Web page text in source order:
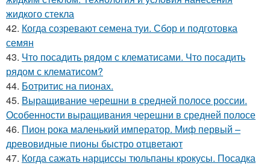
жидкого стекла
42. Когда созревают семена туи. Сбор и подготовка
семян
43. Что посадить рядом с клематисами. Что посадить
рядом с клематисом?
44. Ботритис на пионах.
45. Выращивание черешни в средней полосе россии.
Особенности выращивания черешни в средней полосе
46. Пион рока маленький император. Миф первый –
древовидные пионы быстро отцветают
47. Когда сажать нарциссы тюльпаны крокусы. Посадка